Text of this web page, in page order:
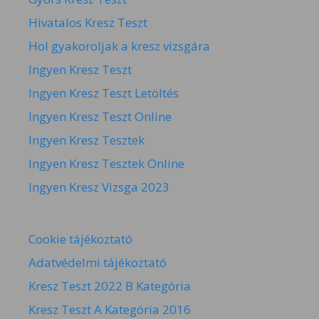
Hivatalos Kresz Teszt
Hol gyakoroljak a kresz vizsgára
Ingyen Kresz Teszt
Ingyen Kresz Teszt Letöltés
Ingyen Kresz Teszt Online
Ingyen Kresz Tesztek
Ingyen Kresz Tesztek Online
Ingyen Kresz Vizsga 2023
Cookie tájékoztató
Adatvédelmi tájékoztató
Kresz Teszt 2022 B Kategória
Kresz Teszt A Kategória 2016